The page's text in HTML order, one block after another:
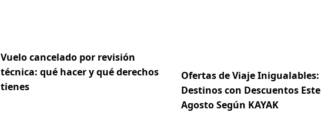
Vuelo cancelado por revisión
técnica: qué hacer y qué derechos
tienes
Ofertas de Viaje Inigualables:
Destinos con Descuentos Este
Agosto Según KAYAK